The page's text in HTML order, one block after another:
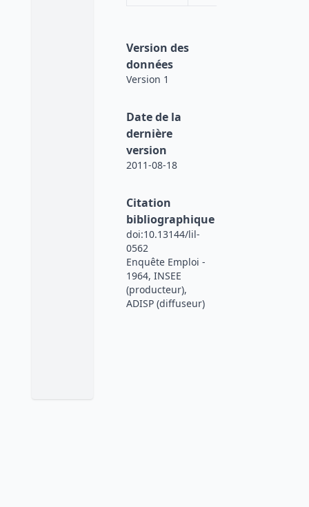
Version des
données
Version 1
Date de la
dernière
version
2011-08-18
Citation
bibliographique
doi:10.13144/lil-
0562
Enquête Emploi -
1964, INSEE
(producteur),
ADISP (diffuseur)